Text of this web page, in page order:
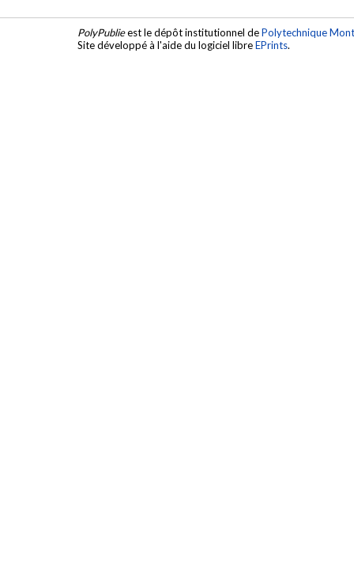
PolyPublieest le dépôt institutionnel dePolytechnique
Site développé à l'aide du logiciel libreEPrints.